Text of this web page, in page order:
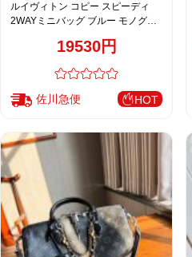
ルイヴィトン コピー スピーディ
2WAYミニバッグ ブルー モノグラ
19530円
佐川急便 HOT